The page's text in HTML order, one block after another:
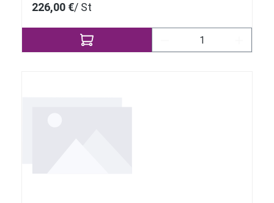
226,00 €/ St
Produkt Anzahl: